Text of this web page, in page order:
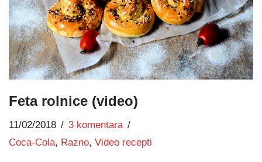
Feta rolnice (video)
11/02/2018
3 komentara
Coca-Cola, Razno, Video recepti